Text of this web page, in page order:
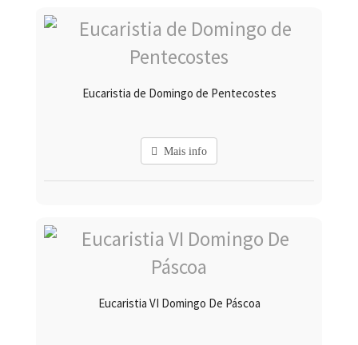
Eucaristia de Domingo de Pentecostes
Mais info
Eucaristia VI Domingo De Páscoa